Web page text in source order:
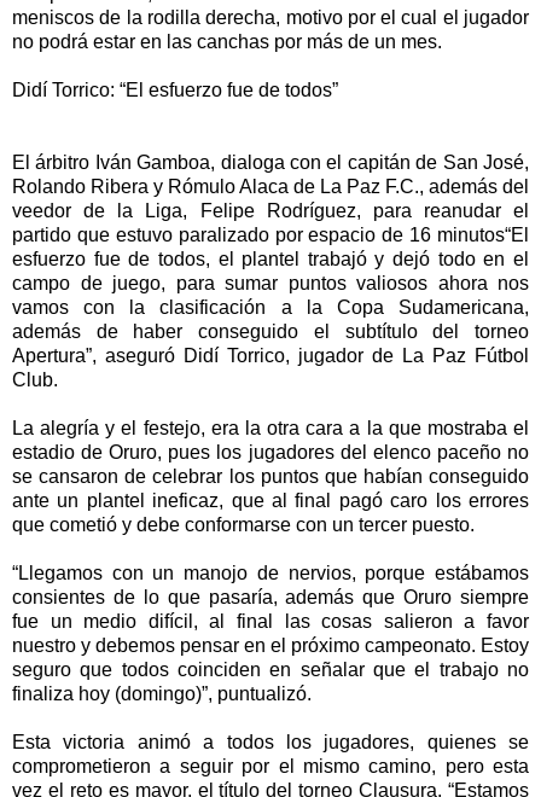
meniscos de la rodilla derecha, motivo por el cual el jugador
no podrá estar en las canchas por más de un mes.
Didí Torrico: “El esfuerzo fue de todos”
El árbitro Iván Gamboa, dialoga con el capitán de San José,
Rolando Ribera y Rómulo Alaca de La Paz F.C., además del
veedor de la Liga, Felipe Rodríguez, para reanudar el
partido que estuvo paralizado por espacio de 16 minutos“El
esfuerzo fue de todos, el plantel trabajó y dejó todo en el
campo de juego, para sumar puntos valiosos ahora nos
vamos con la clasificación a la Copa Sudamericana,
además de haber conseguido el subtítulo del torneo
Apertura”, aseguró Didí Torrico, jugador de La Paz Fútbol
Club.
La alegría y el festejo, era la otra cara a la que mostraba el
estadio de Oruro, pues los jugadores del elenco paceño no
se cansaron de celebrar los puntos que habían conseguido
ante un plantel ineficaz, que al final pagó caro los errores
que cometió y debe conformarse con un tercer puesto.
“Llegamos con un manojo de nervios, porque estábamos
consientes de lo que pasaría, además que Oruro siempre
fue un medio difícil, al final las cosas salieron a favor
nuestro y debemos pensar en el próximo campeonato. Estoy
seguro que todos coinciden en señalar que el trabajo no
finaliza hoy (domingo)”, puntualizó.
Esta victoria animó a todos los jugadores, quienes se
comprometieron a seguir por el mismo camino, pero esta
vez el reto es mayor, el título del torneo Clausura. “Estamos